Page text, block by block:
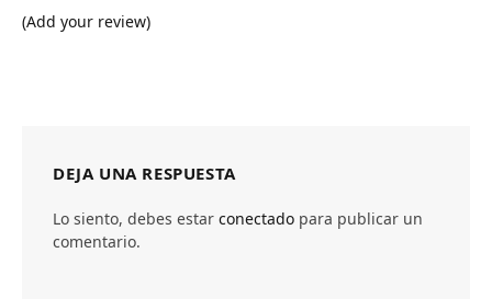
(Add your review)
DEJA UNA RESPUESTA
Lo siento, debes estar conectado para publicar un
comentario.